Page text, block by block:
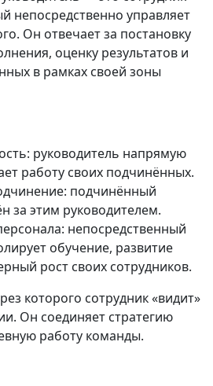
непосредственно управляет
Он отвечает за постановку
оценку результатов и
в рамках своей зоны
руководитель напрямую
работу своих подчинённых.
подчинённый
за этим руководителем.
непосредственный
обучение, развитие
рост своих сотрудников.
которого сотрудник «видит»
Он соединяет стратегию
работу команды.